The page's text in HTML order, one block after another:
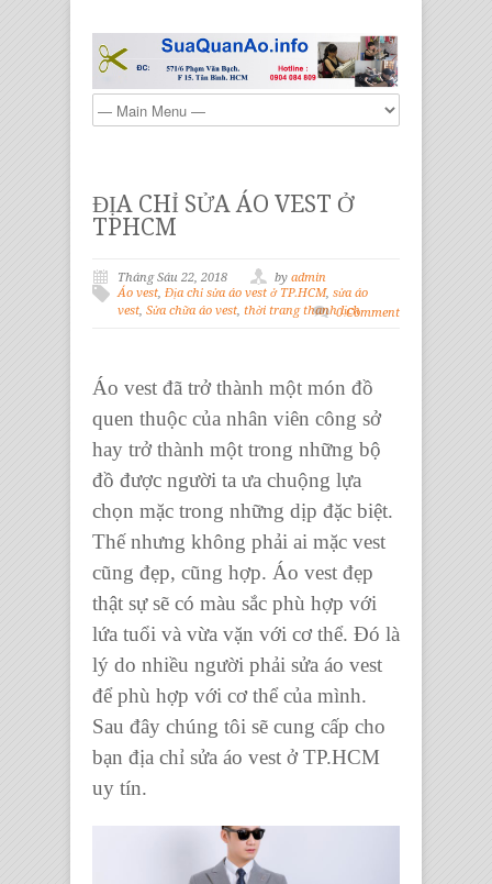
ĐỊA CHỈ SỬA ÁO VEST Ở
TPHCM
Tháng Sáu 22, 2018 by admin
Áo vest, Địa chỉ sửa áo vest ở TP.HCM, sửa áo
vest, Sửa chữa áo vest, thời trang thanh lịch0 Comment
Áo vest đã trở thành một món đồ
quen thuộc của nhân viên công sở
hay trở thành một trong những bộ
đồ được người ta ưa chuộng lựa
chọn mặc trong những dịp đặc biệt.
Thế nhưng không phải ai mặc vest
cũng đẹp, cũng hợp. Áo vest đẹp
thật sự sẽ có màu sắc phù hợp với
lứa tuổi và vừa vặn với cơ thể. Đó là
lý do nhiều người phải sửa áo vest
để phù hợp với cơ thể của mình.
Sau đây chúng tôi sẽ cung cấp cho
bạn địa chỉ sửa áo vest ở TP.HCM
uy tín.